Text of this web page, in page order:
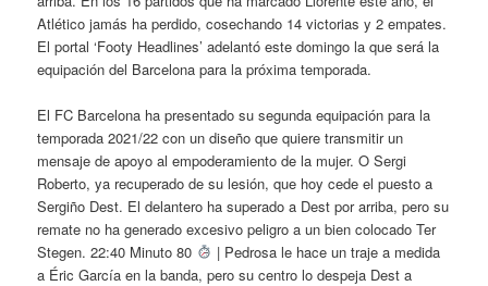
Atlético jamás ha perdido, cosechando 14 victorias y 2 empates.
El portal ‘Footy Headlines’ adelantó este domingo la que será la
equipación del Barcelona para la próxima temporada.
El FC Barcelona ha presentado su segunda equipación para la
temporada 2021/22 con un diseño que quiere transmitir un
mensaje de apoyo al empoderamiento de la mujer. O Sergi
Roberto, ya recuperado de su lesión, que hoy cede el puesto a
Sergiño Dest. El delantero ha superado a Dest por arriba, pero su
remate no ha generado excesivo peligro a un bien colocado Ter
Stegen. 22:40 Minuto 80
| Pedrosa le hace un traje a medida
a Éric García en la banda, pero su centro lo despeja Dest a